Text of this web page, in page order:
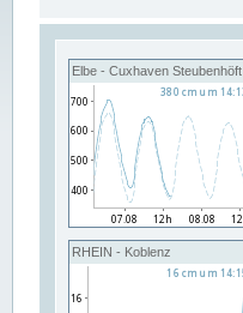
Elbe - Cuxhaven Steubenhöft
RHEIN - Koblenz